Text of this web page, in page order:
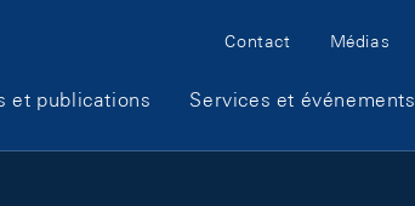
Meta Navigation
Contact Médias
et publications Services et événements